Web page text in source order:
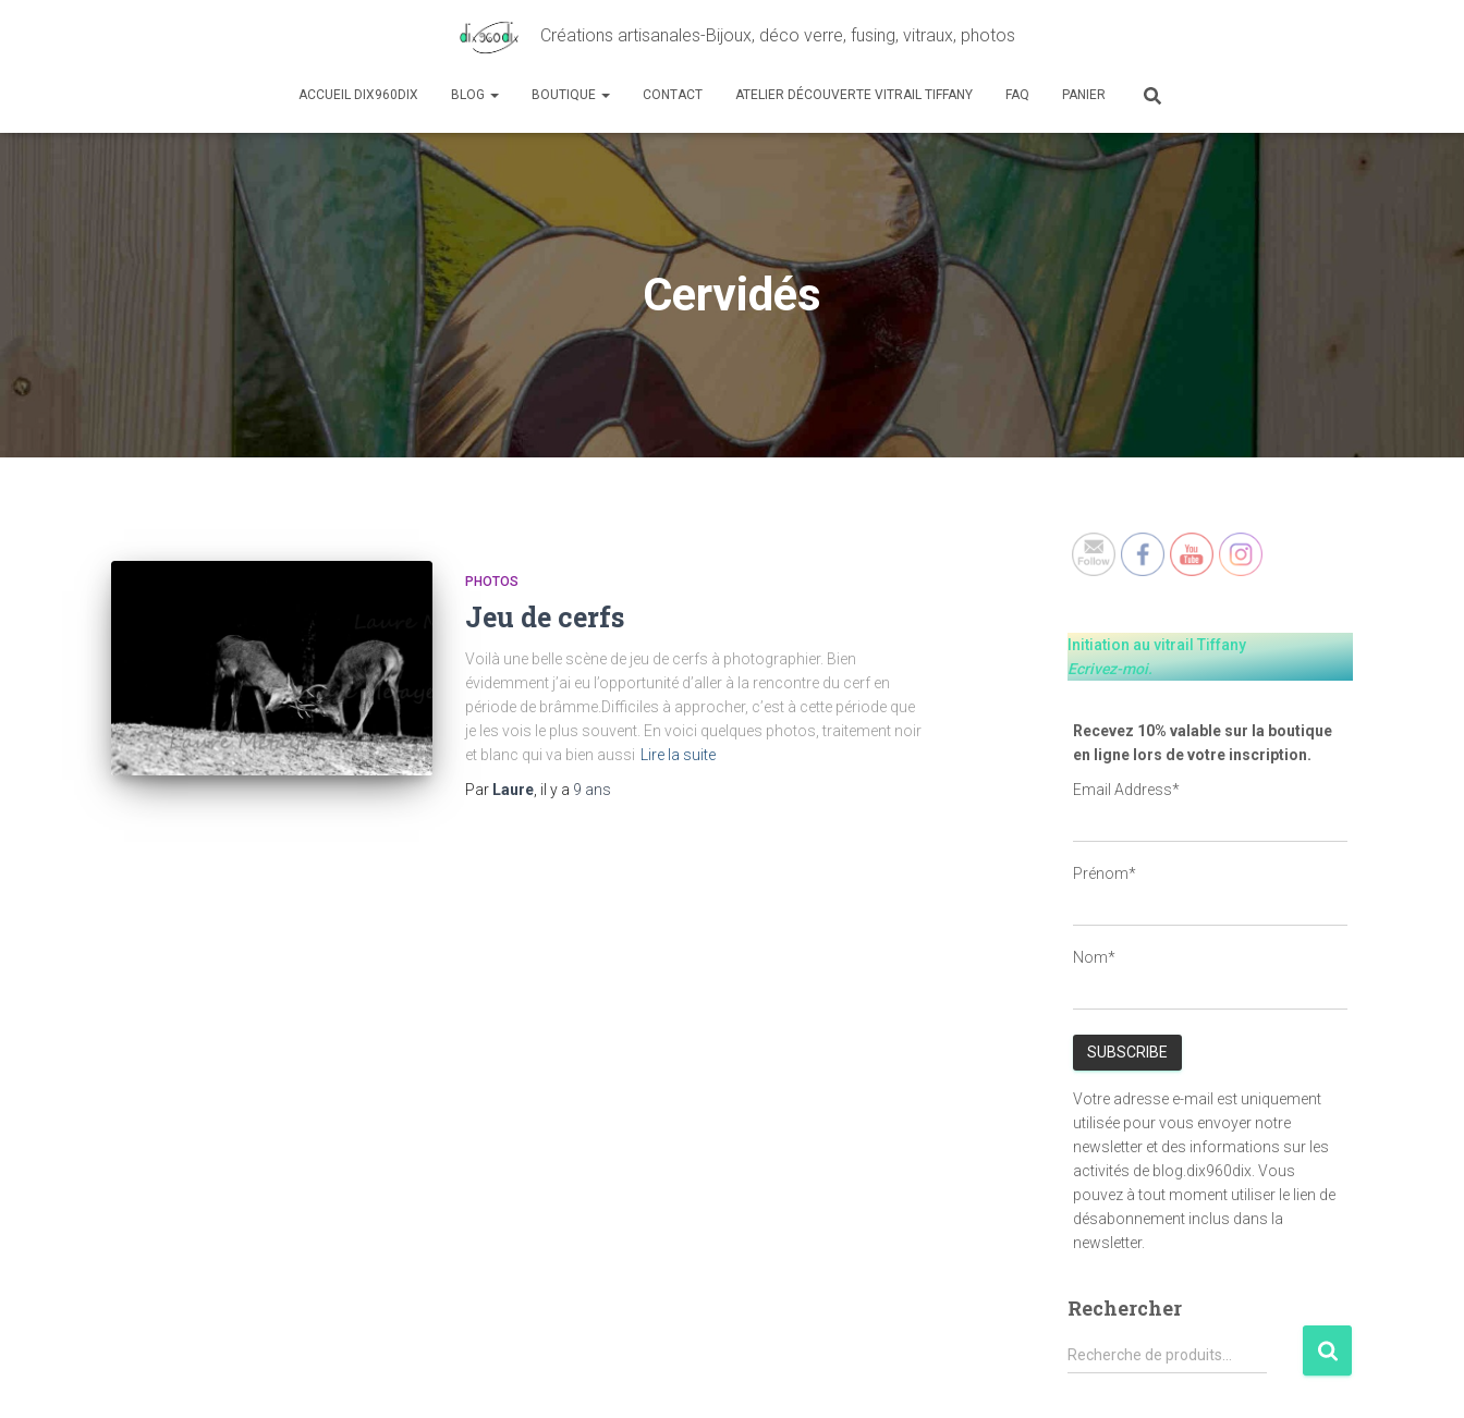
Créations artisanales-Bijoux, déco verre, fusing, vitraux, photos
ACCUEIL DIX960DIX BLOG BOUTIQUE CONTACT ATELIER DÉCOUVERTE VITRAIL TIFFANY FAQ PANIER
Cervidés
PHOTOS
Jeu de cerfs
Voilà une belle scène de jeu de cerfs à photographier. Bien
évidemment j’ai eu l’opportunité d’aller à la rencontre du cerf en
période de brâmme.Difficiles à approcher, c’est à cette période que
je les vois le plus souvent. En voici quelques photos, traitement noir
et blanc qui va bien aussi
Lire la suite
Par Laure , il y a 9 ans
Initiation au vitrail Tiffany
Ecrivez-moi.
Recevez 10% valable sur la boutique
en ligne lors de votre inscription.
Email Address*
Prénom*
Nom*
Votre adresse e-mail est uniquement
utilisée pour vous envoyer notre
newsletter et des informations sur les
activités de blog.dix960dix. Vous
pouvez à tout moment utiliser le lien de
désabonnement inclus dans la
newsletter.
Rechercher
R
e
Recherche de produits…